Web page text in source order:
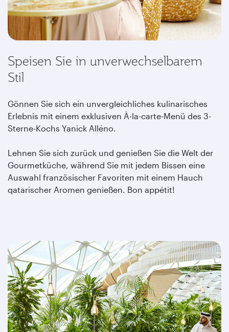
Speisen Sie in unverwechselbarem
Stil
Gönnen Sie sich ein unvergleichliches kulinarisches
Erlebnis mit einem exklusiven À-la-carte-Menü des 3-
Sterne-Kochs Yanick Alléno.
Lehnen Sie sich zurück und genießen Sie die Welt der
Gourmetküche, während Sie mit jedem Bissen eine
Auswahl französischer Favoriten mit einem Hauch
qatarischer Aromen genießen. Bon appétit!